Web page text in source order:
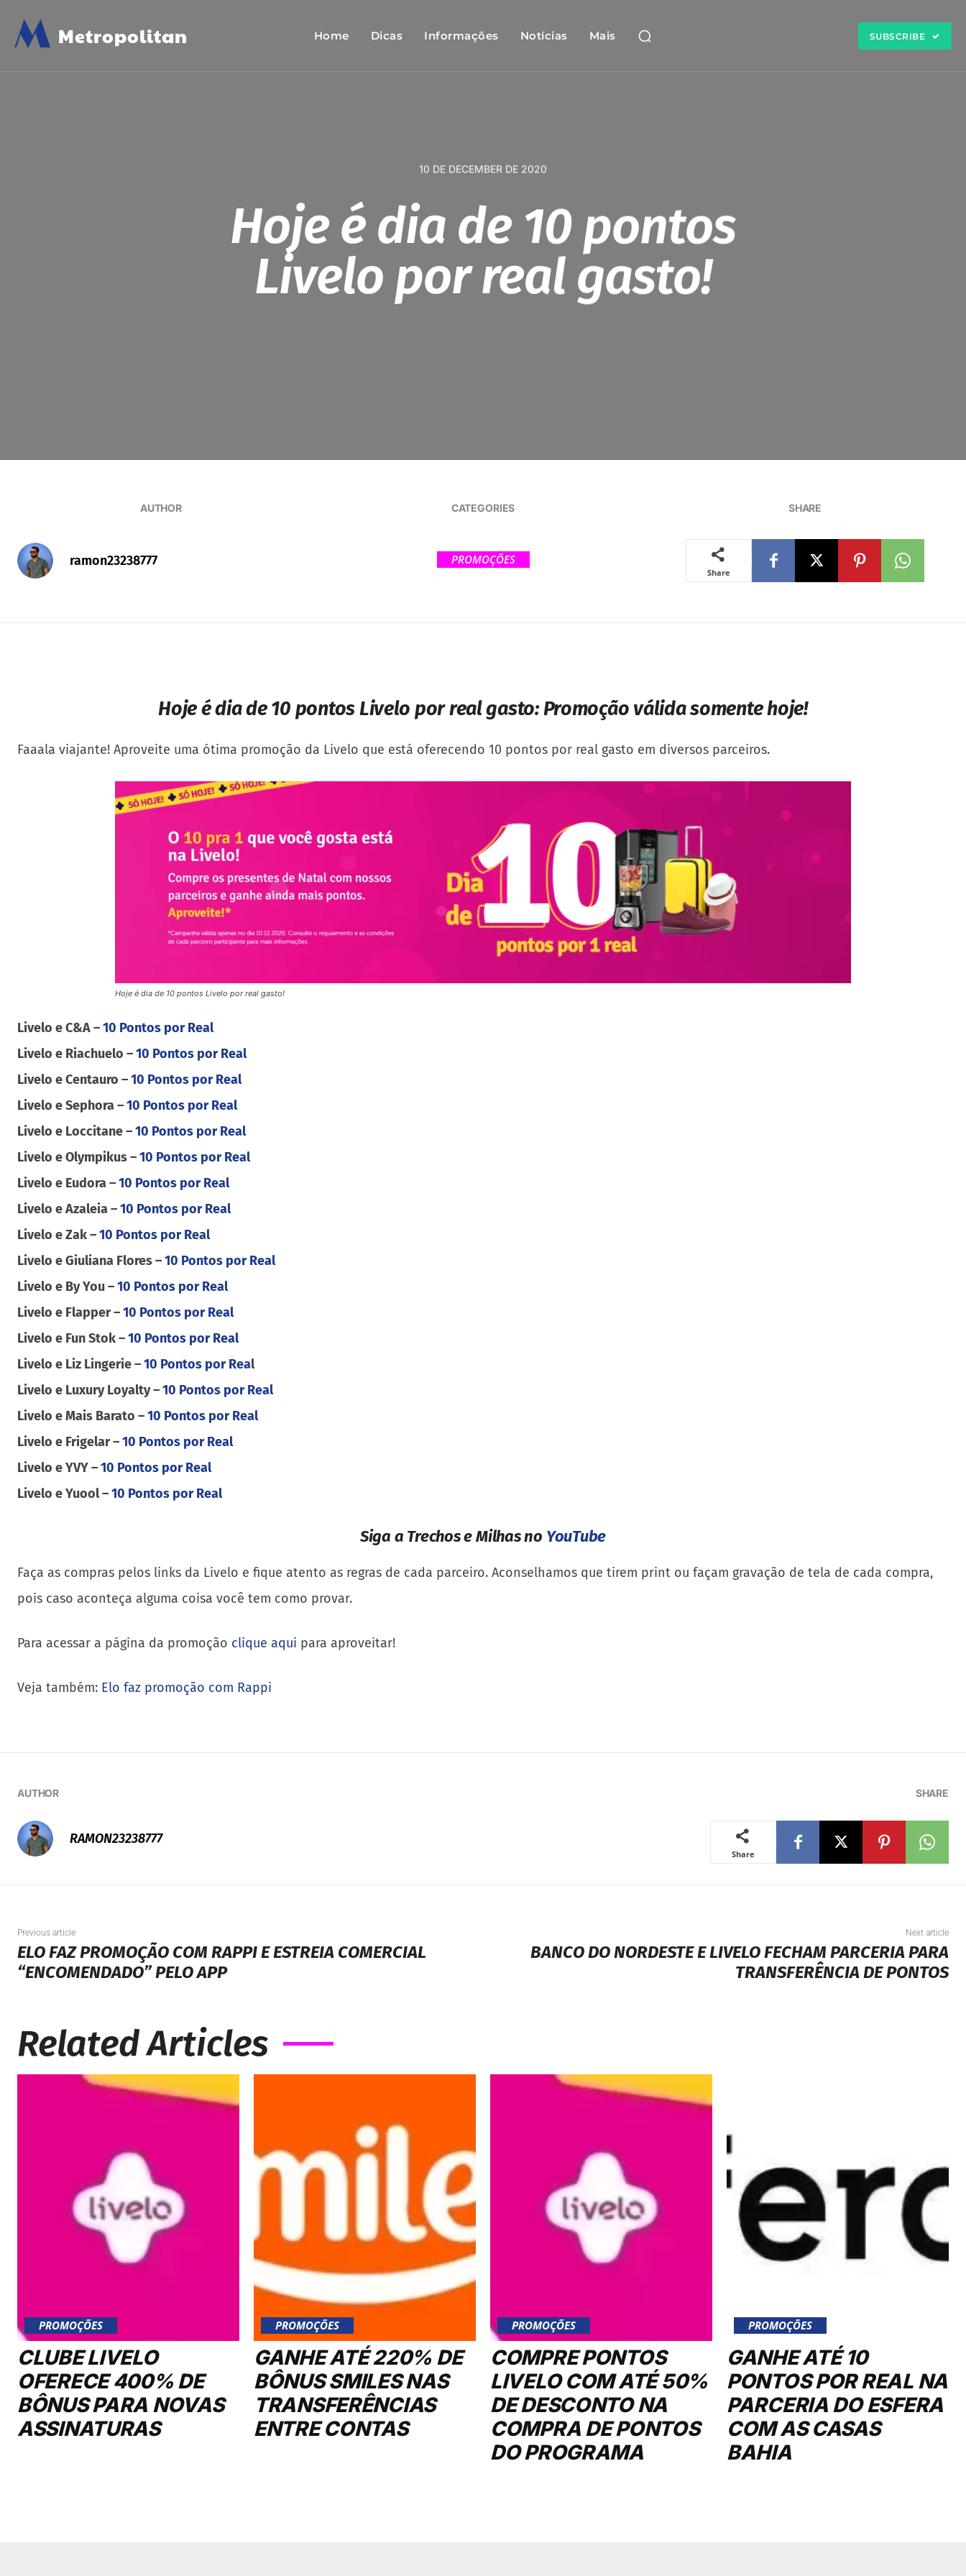
M Metropolitan Home Dicas Informações Notícias Mais SUBSCRIBE
10 DE DECEMBER DE 2020
Hoje é dia de 10 pontos
Livelo por real gasto!
AUTHOR
ramon23238777
CATEGORIES
PROMOÇÕES
SHARE
Share
Hoje é dia de 10 pontos Livelo por real gasto: Promoção válida somente hoje!
Faaala viajante! Aproveite uma ótima promoção da Livelo que está oferecendo 10 pontos por real gasto em diversos parceiros.
Hoje é dia de 10 pontos Livelo por real gasto!
Livelo e C&A –10 Pontos por Real
Livelo e Riachuelo –10 Pontos por Real
Livelo e Centauro –10 Pontos por Real
Livelo e Sephora –10 Pontos por Real
Livelo e Loccitane –10 Pontos por Real
Livelo e Olympikus –10 Pontos por Real
Livelo e Eudora –10 Pontos por Real
Livelo e Azaleia –10 Pontos por Real
Livelo e Zak –10 Pontos por Real
Livelo e Giuliana Flores –10 Pontos por Real
Livelo e By You –10 Pontos por Real
Livelo e Flapper –10 Pontos por Real
Livelo e Fun Stok –10 Pontos por Real
Livelo e Liz Lingerie –10 Pontos por Real
Livelo e Luxury Loyalty –10 Pontos por Real
Livelo e Mais Barato –10 Pontos por Real
Livelo e Frigelar –10 Pontos por Real
Livelo e YVY –10 Pontos por Real
Livelo e Yuool –10 Pontos por Real
Siga a Trechos e Milhas no YouTube
Faça as compras pelos links da Livelo e fique atento as regras de cada parceiro. Aconselhamos que tirem print ou façam gravação de tela de cada compra,
pois caso aconteça alguma coisa você tem como provar.
Para acessar a página da promoção clique aqui para aproveitar!
Veja também: Elo faz promoção com Rappi
AUTHOR
RAMON23238777
SHARE
Share
Previous article
ELO FAZ PROMOÇÃO COM RAPPI E ESTREIA COMERCIAL
“ENCOMENDADO” PELO APP
Next article
BANCO DO NORDESTE E LIVELO FECHAM PARCERIA PARA
TRANSFERÊNCIA DE PONTOS
Related Articles
PROMOÇÕES
CLUBE LIVELO
OFERECE 400% DE
BÔNUS PARA NOVAS
ASSINATURAS
PROMOÇÕES
GANHE ATÉ 220% DE
BÔNUS SMILES NAS
TRANSFERÊNCIAS
ENTRE CONTAS
PROMOÇÕES
COMPRE PONTOS
LIVELO COM ATÉ 50%
DE DESCONTO NA
COMPRA DE PONTOS
DO PROGRAMA
PROMOÇÕES
GANHE ATÉ 10
PONTOS POR REAL NA
PARCERIA DO ESFERA
COM AS CASAS
BAHIA